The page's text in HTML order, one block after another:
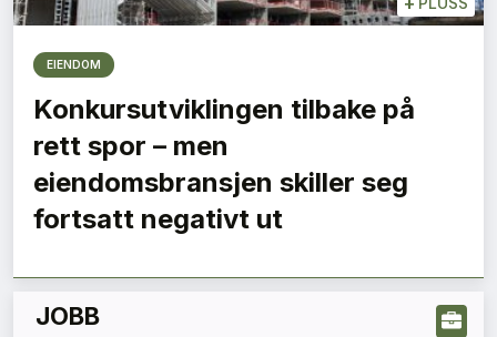
EIENDOM
Konkursutviklingen tilbake på
rett spor – men
eiendomsbransjen skiller seg
fortsatt negativt ut
JOBB